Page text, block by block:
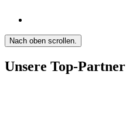
Nach oben scrollen.
Unsere Top-Partner